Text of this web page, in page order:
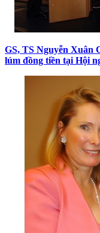
GS, TS Nguyễn Xuân
lúm đồng tiền tại Hội